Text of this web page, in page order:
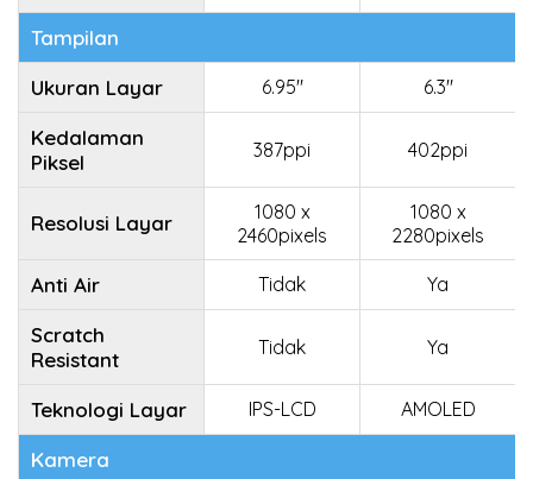
Tampilan
Ukuran Layar
6.95" 6.3"
Kedalaman
Piksel
387ppi 402ppi
Resolusi Layar
1080 x
2460pixels
1080 x
2280pixels
Anti Air Tidak Ya
Scratch
Resistant
Tidak Ya
Teknologi Layar IPS-LCD AMOLED
Kamera